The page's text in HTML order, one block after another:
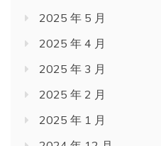
2025 年 5 月
2025 年 4 月
2025 年 3 月
2025 年 2 月
2025 年 1 月